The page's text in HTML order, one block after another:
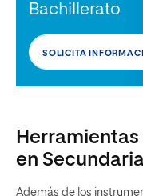
Bachillerato
SOLICITA
en
Además de los